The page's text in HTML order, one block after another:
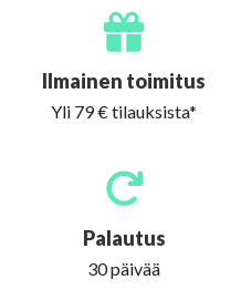
Ilmainen toimitus
Yli 79 € tilauksista*
Palautus
30 päivää